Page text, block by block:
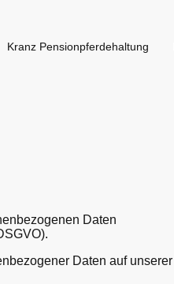
Kranz Pensionpferdehaltung
Daten
Daten auf unserer